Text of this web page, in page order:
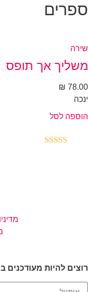
אך תופס
₪
לסל
להיות מעודכנים